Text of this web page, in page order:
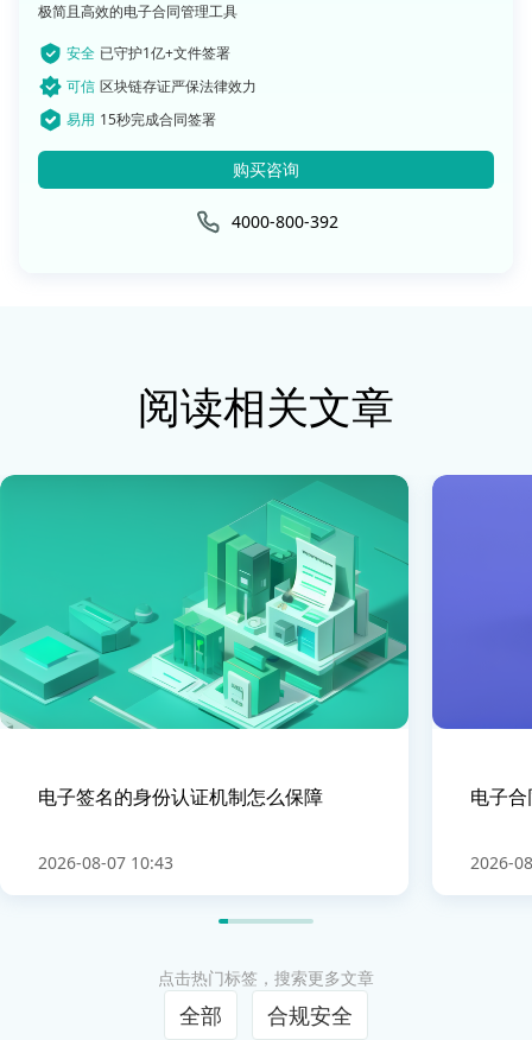
极简且高效的电子合同管理工具
安全 已守护1亿+文件签署
可信 区块链存证严保法律效力
易用 15秒完成合同签署
购买咨询
4000-800-392
阅读相关文章
电子签名的身份认证机制怎么保障
2026-08-07 10:43
电子
2026-
点击热门标签，搜索更多文章
全部 合规安全